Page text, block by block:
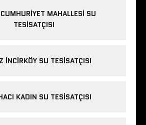
MAHALLESI SU
TESISATÇISI
INCIRKÖY SU TESISATÇISI
KADIN SU TESISATÇISI